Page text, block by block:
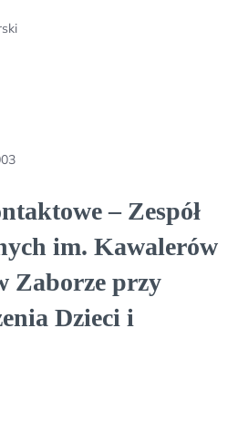
– Zespół
im. Kawalerów
Zaborze przy
Dzieci i